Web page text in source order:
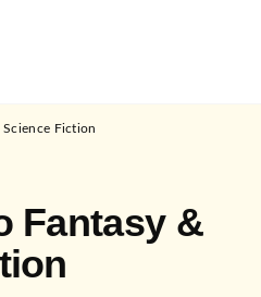
Science Fiction
Fantasy &